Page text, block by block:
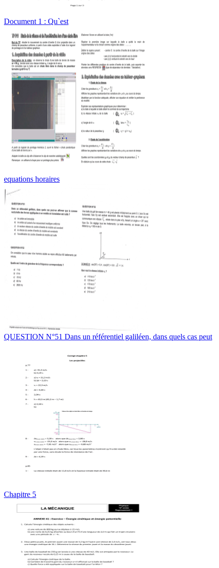
Document 1 : Qu`est
equations horaires
QUESTION N°51 Dans un référentiel galiléen, dans quels cas peut
Chapitre 5